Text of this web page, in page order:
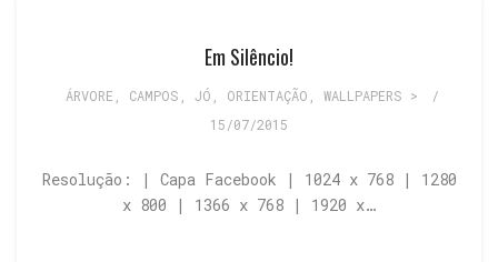
Em Silêncio!
ÁRVORE CAMPOS JÓ ORIENTAÇÃO WALLPAPERS >
/
15/07/2015
Resolução: | Capa Facebook | 1024 x 768 | 1280
x 800 | 1366 x 768 | 1920 x…